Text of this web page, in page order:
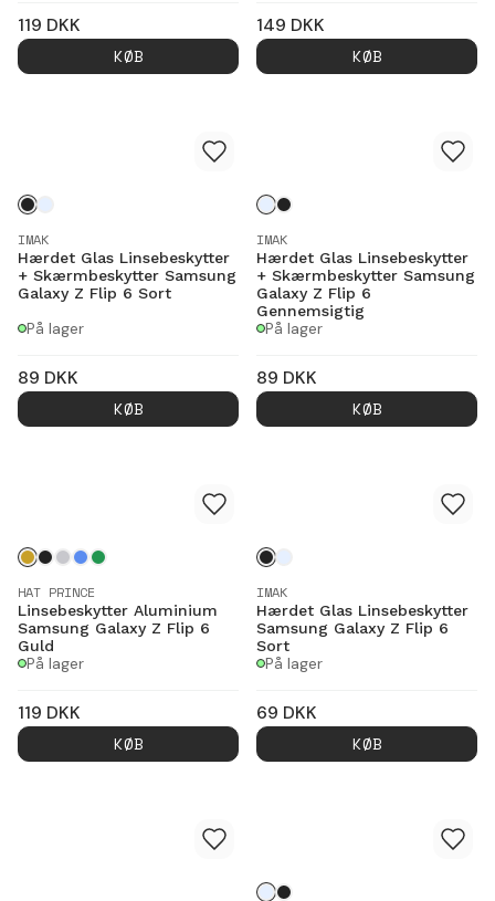
119 DKK
KØB
149 DKK
KØB
IMAK
Hærdet Glas Linsebeskytter
+ Skærmbeskytter Samsung
Galaxy Z Flip 6 Sort
På lager
89 DKK
KØB
IMAK
Hærdet Glas Linsebeskytter
+ Skærmbeskytter Samsung
Galaxy Z Flip 6
Gennemsigtig
På lager
89 DKK
KØB
HAT PRINCE
Linsebeskytter Aluminium
Samsung Galaxy Z Flip 6
Guld
På lager
119 DKK
KØB
IMAK
Hærdet Glas Linsebeskytter
Samsung Galaxy Z Flip 6
Sort
På lager
69 DKK
KØB